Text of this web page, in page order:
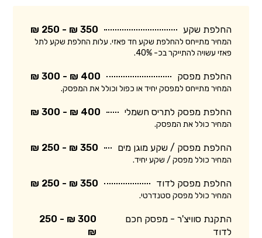
החלפת שקע 350 ₪ - 250 ₪
המחיר מתייחס להחלפת שקע חד פאזי. עלות החלפת שקע לתל
פאזי עשויה להתייקר בכ- 40%.
החלפת מפסק 400 ₪ - 300 ₪
המחיר מתייחס למפסק יחיד או כפול וכולל את המפסק.
החלפת מפסק לתריס חשמלי 400 ₪ - 300 ₪
המחיר כולל את המפסק.
החלפת מפסק / שקע מוגן מים 350 ₪ - 250 ₪
המחיר כולל מפסק / שקע יחיד.
החלפת מפסק לדוד 350 ₪ - 250 ₪
המחיר כולל מפסק סטנדרטי.
התקנת סוויצ'ר - מפסק חכם
לדוד
300 ₪ - 250
₪